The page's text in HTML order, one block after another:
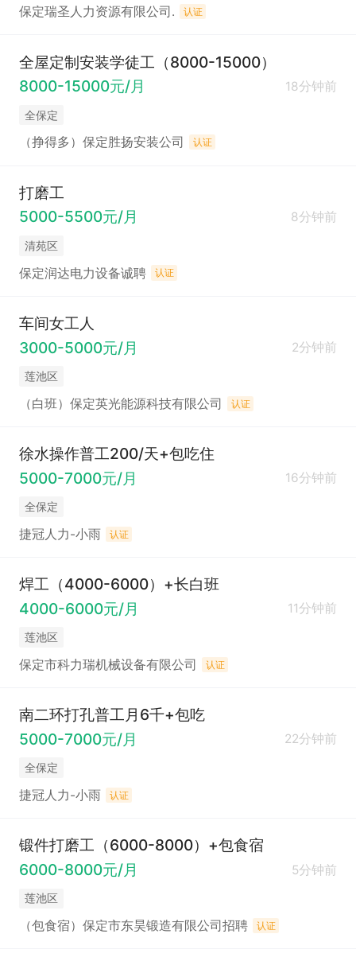
保定瑞圣人力资源有限公司. 认证
全屋定制安装学徒工（8000-15000）
8000-15000元/月
18分钟前
全保定
（挣得多）保定胜扬安装公司 认证
打磨工
5000-5500元/月
8分钟前
清苑区
保定润达电力设备诚聘 认证
车间女工人
3000-5000元/月
2分钟前
莲池区
（白班）保定英光能源科技有限公司 认证
徐水操作普工200/天+包吃住
5000-7000元/月
16分钟前
全保定
捷冠人力-小雨 认证
焊工（4000-6000）+长白班
4000-6000元/月
11分钟前
莲池区
保定市科力瑞机械设备有限公司 认证
南二环打孔普工月6千+包吃
5000-7000元/月
22分钟前
全保定
捷冠人力-小雨 认证
锻件打磨工（6000-8000）+包食宿
6000-8000元/月
5分钟前
莲池区
（包食宿）保定市东昊锻造有限公司招聘 认证